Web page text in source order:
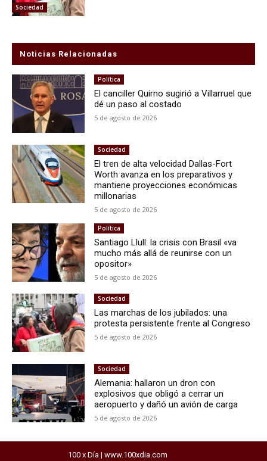
Sociedad
Noticias Relacionadas
Política
El canciller Quirno sugirió a Villarruel que
dé un paso al costado
5 de agosto de 2026
Sociedad
El tren de alta velocidad Dallas-Fort
Worth avanza en los preparativos y
mantiene proyecciones económicas
millonarias
5 de agosto de 2026
Política
Santiago Llull: la crisis con Brasil «va
mucho más allá de reunirse con un
opositor»
5 de agosto de 2026
Sociedad
Las marchas de los jubilados: una
protesta persistente frente al Congreso
5 de agosto de 2026
Sociedad
Alemania: hallaron un dron con
explosivos que obligó a cerrar un
aeropuerto y dañó un avión de carga
5 de agosto de 2026
100 x Día | www.100xdia.com